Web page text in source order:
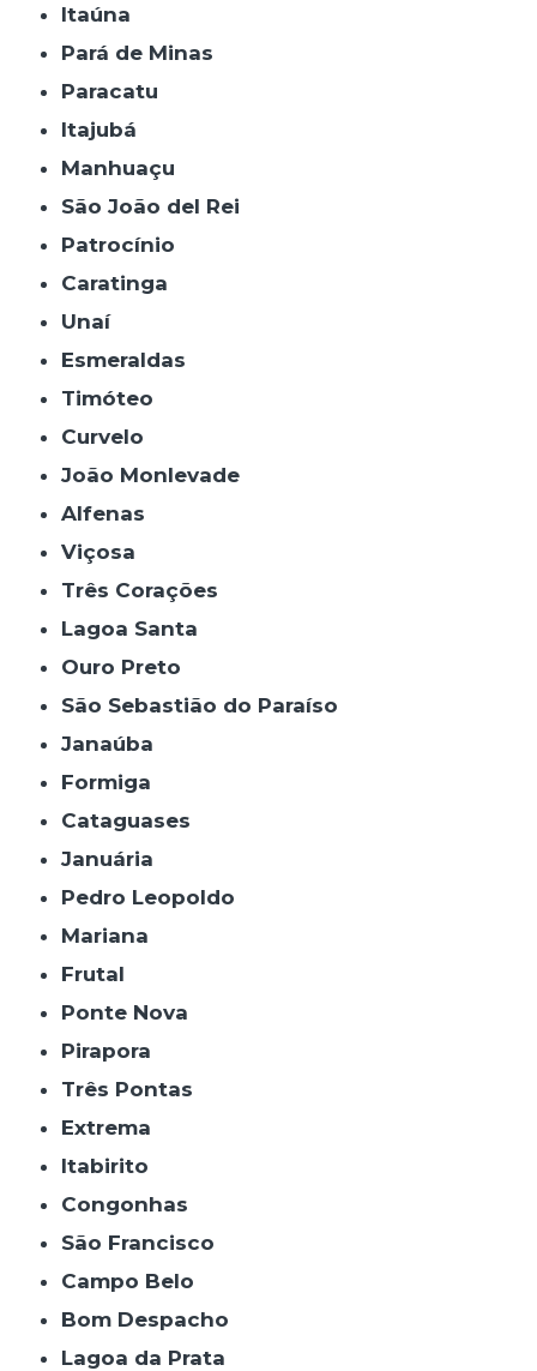
Itaúna
Pará de Minas
Paracatu
Itajubá
Manhuaçu
São João del Rei
Patrocínio
Caratinga
Unaí
Esmeraldas
Timóteo
Curvelo
João Monlevade
Alfenas
Viçosa
Três Corações
Lagoa Santa
Ouro Preto
São Sebastião do Paraíso
Janaúba
Formiga
Cataguases
Januária
Pedro Leopoldo
Mariana
Frutal
Ponte Nova
Pirapora
Três Pontas
Extrema
Itabirito
Congonhas
São Francisco
Campo Belo
Bom Despacho
Lagoa da Prata